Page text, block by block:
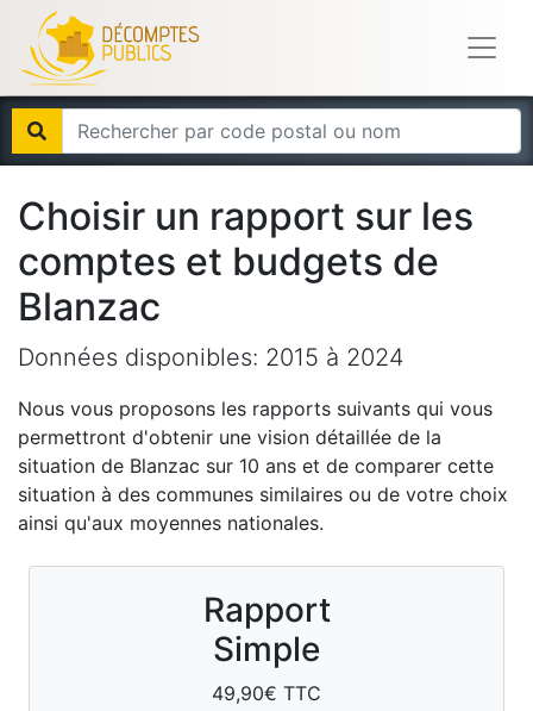
Choisir un rapport sur les
comptes et budgets de
Blanzac
Données disponibles: 2015 à 2024
Nous vous proposons les rapports suivants qui vous
permettront d'obtenir une vision détaillée de la
situation de Blanzac sur 10 ans et de comparer cette
situation à des communes similaires ou de votre choix
ainsi qu'aux moyennes nationales.
Rapport
Simple
49,90€ TTC